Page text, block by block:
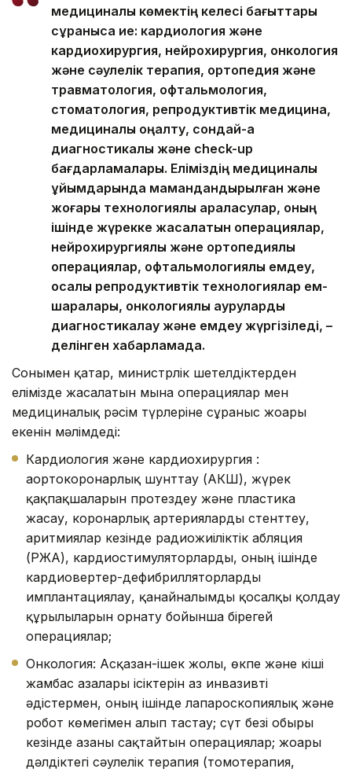
медициналық көмектің келесі бағыттары
сұранысқа ие: кардиология және
кардиохирургия, нейрохирургия, онкология
және сәулелік терапия, ортопедия және
травматология, офтальмология,
стоматология, репродуктивтік медицина,
медициналық оңалту, сондай-ақ
диагностикалық және check-up
бағдарламалары. Еліміздің медициналық
ұйымдарында мамандандырылған және
жоғары технологиялық араласулар, оның
ішінде жүрекке жасалатын операциялар,
нейрохирургиялық және ортопедиялық
операциялар, офтальмологиялық емдеу,
қосалқы репродуктивтік технологиялар ем-
шаралары, онкологиялық ауруларды
диагностикалау және емдеу жүргізіледі, –
делінген хабарламада.
Сонымен қатар, министрлік шетелдіктерден
елімізде жасалатын мына операциялар мен
медициналық рәсім түрлеріне сұраныс жоғары
екенін мәлімдеді:
Кардиология және кардиохирургия :
аортокоронарлық шунттау (АКШ), жүрек
қақпақшаларын протездеу және пластика
жасау, коронарлық артерияларды стенттеу,
аритмиялар кезінде радиожиіліктік абляция
(РЖА), кардиостимуляторларды, оның ішінде
кардиовертер-дефибрилляторларды
имплантациялау, қанайналымды қосалқы қолдау
құрылғыларын орнату бойынша бірегей
операциялар;
Онкология: Асқазан-ішек жолы, өкпе және кіші
жамбас ағзалары ісіктерін аз инвазивті
әдістермен, оның ішінде лапароскопиялық және
робот көмегімен алып тастау; сүт безі обыры
кезінде ағзаны сақтайтын операциялар; жоғары
дәлдіктегі сәулелік терапия (томотерапия,